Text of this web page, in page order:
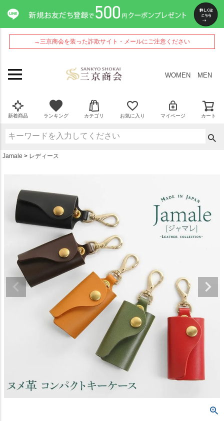
→三京商会を装った詐欺サイト・メールにご注意ください
WOMEN MEN
新着商品 ランキング カテゴリ お気に入り マイページ カート
Jamale レディース
ペー
ジト
ップ
へ